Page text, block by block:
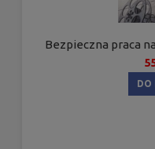
Bezpieczna praca
DO